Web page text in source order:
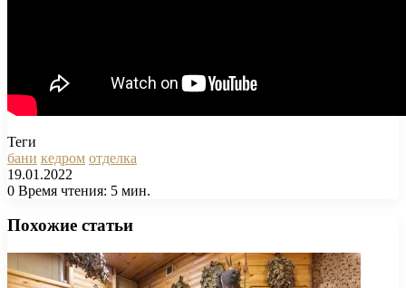
Теги
бани кедром отделка
19.01.2022
0 Время чтения: 5 мин.
Похожие статьи